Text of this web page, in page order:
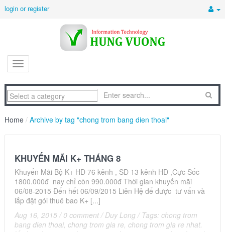
login or register
Home / Archive by tag "chong trom bang dien thoai"
KHUYẾN MÃI K+ THÁNG 8
Khuyến Mãi Bộ K+ HD 76 kênh , SD 13 kênh HD ,Cực Sốc
1800.000đ nay chỉ còn 990.000đ Thời gian khuyến mãi
06/08-2015 Đến hết 06/09/2015 Liên Hệ để được tư vấn và
lắp đặt gói thuê bao K+ [...]
Aug 16, 2015 / 0 comment / Duy Long / Tags: chong trom
bang dien thoai, chong trom gia re, chong trom gia re nhat.